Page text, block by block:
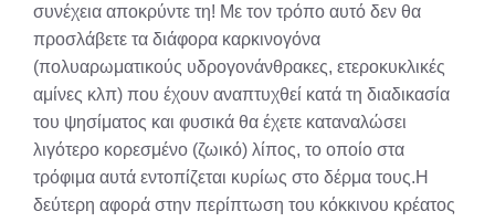
συνέχεια αποκρύντε τη! Με τον τρόπο αυτό δεν θα
προσλάβετε τα διάφορα καρκινογόνα
(πολυαρωματικούς υδρογονάνθρακες, ετεροκυκλικές
αμίνες κλπ) που έχουν αναπτυχθεί κατά τη διαδικασία
του ψησίματος και φυσικά θα έχετε καταναλώσει
λιγότερο κορεσμένο (ζωικό) λίπος, το οποίο στα
τρόφιμα αυτά εντοπίζεται κυρίως στο δέρμα τους.Η
δεύτερη αφορά στην περίπτωση του κόκκινου κρέατος